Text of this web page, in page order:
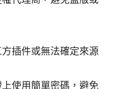
插件或無法確定來源
使用簡單密碼，避免